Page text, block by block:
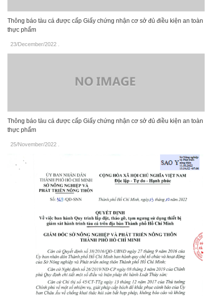
Thông báo tàu cá được cấp Giấy chứng nhận cơ sở đủ điều kiện an toàn
thực phẩm
23/December/2022
Thông báo tàu cá được cấp Giấy chứng nhận cơ sở đủ điều kiện an toàn
thực phẩm
25/November/2022